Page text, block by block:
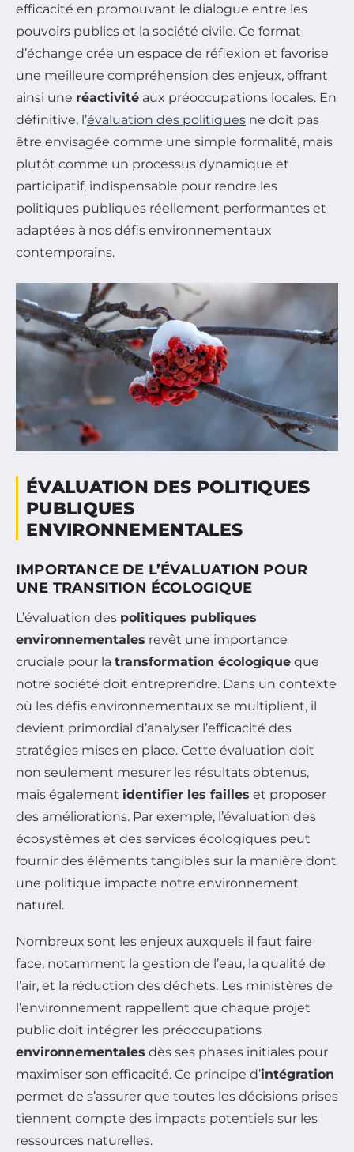
efficacité en promouvant le dialogue entre les
pouvoirs publics et la société civile. Ce format
d’échange crée un espace de réflexion et favorise
une meilleure compréhension des enjeux, offrant
ainsi une réactivité aux préoccupations locales. En
définitive, l’évaluation des politiques ne doit pas
être envisagée comme une simple formalité, mais
plutôt comme un processus dynamique et
participatif, indispensable pour rendre les
politiques publiques réellement performantes et
adaptées à nos défis environnementaux
contemporains.
ÉVALUATION DES POLITIQUES
PUBLIQUES
ENVIRONNEMENTALES
IMPORTANCE DE L’ÉVALUATION POUR
UNE TRANSITION ÉCOLOGIQUE
L’évaluation des politiques publiques
environnementales revêt une importance
cruciale pour la transformation écologique que
notre société doit entreprendre. Dans un contexte
où les défis environnementaux se multiplient, il
devient primordial d’analyser l’efficacité des
stratégies mises en place. Cette évaluation doit
non seulement mesurer les résultats obtenus,
mais également identifier les failles et proposer
des améliorations. Par exemple, l’évaluation des
écosystèmes et des services écologiques peut
fournir des éléments tangibles sur la manière dont
une politique impacte notre environnement
naturel.
Nombreux sont les enjeux auxquels il faut faire
face, notamment la gestion de l’eau, la qualité de
l’air, et la réduction des déchets. Les ministères de
l’environnement rappellent que chaque projet
public doit intégrer les préoccupations
environnementales dès ses phases initiales pour
maximiser son efficacité. Ce principe d’intégration
permet de s’assurer que toutes les décisions prises
tiennent compte des impacts potentiels sur les
ressources naturelles.